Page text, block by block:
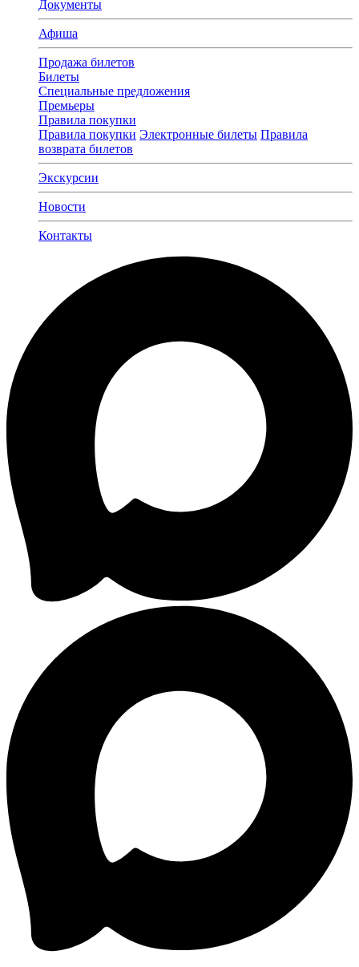
Документы
Афиша
Продажа билетов
Билеты
Специальные предложения
Премьеры
Правила покупки
Правила покупки Электронные билеты Правила
возврата билетов
Экскурсии
Новости
Контакты